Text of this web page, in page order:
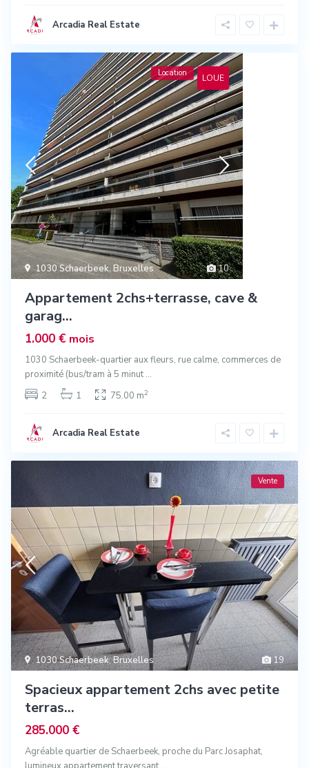
Arcadia Real Estate
10
1030 Schaerbeek,Bruxelles
Location LOUE
Appartement 2chs+terrasse, cave &
garag...
1.000 € mois
1030 Schaerbeek-quartier aux fleurs, rue calme, commerces de
proximité (bus/tram à 5 minut ...
2
1 75.00 m2
Arcadia Real Estate
19
1030 Schaerbeek,Bruxelles
Vente
Spacieux appartement 2chs avec petite
terras...
285.000 €
Agréable quartier de Schaerbeek, proche du Parc Josaphat,